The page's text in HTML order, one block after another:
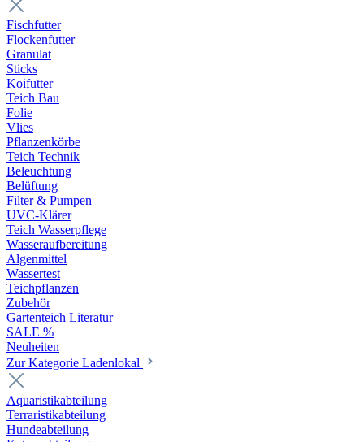
Fischfutter
Flockenfutter
Granulat
Sticks
Koifutter
Teich Bau
Folie
Vlies
Pflanzenkörbe
Teich Technik
Beleuchtung
Belüftung
Filter & Pumpen
UVC-Klärer
Teich Wasserpflege
Wasseraufbereitung
Algenmittel
Wassertest
Teichpflanzen
Zubehör
Gartenteich Literatur
SALE %
Neuheiten
Zur Kategorie Ladenlokal
Aquaristikabteilung
Terraristikabteilung
Hundeabteilung